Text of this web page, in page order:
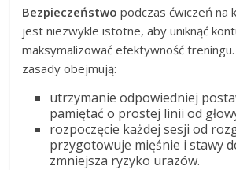
Bezpieczeństwo podczas ćwiczeń na
jest niezwykle istotne, aby uniknąć
maksymalizować efektywność
zasady obejmują:
utrzymanie odpowiedniej
pamiętać o prostej linii od
rozpoczęcie każdej sesji od
przygotowuje mięśnie i stawy
zmniejsza ryzyko urazów.